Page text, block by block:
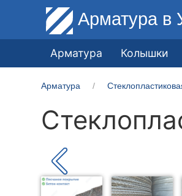
Арматура в
Арматура Колышки
Арматура